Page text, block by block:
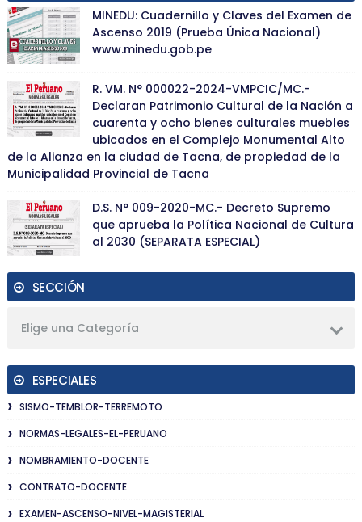
MINEDU: Cuadernillo y Claves del Examen de
Ascenso 2019 (Prueba Única Nacional)
www.minedu.gob.pe
R. VM. N° 000022-2024-VMPCIC/MC.-
Declaran Patrimonio Cultural de la Nación a
cuarenta y ocho bienes culturales muebles
ubicados en el Complejo Monumental Alto
de la Alianza en la ciudad de Tacna, de propiedad de la
Municipalidad Provincial de Tacna
D.S. N° 009-2020-MC.- Decreto Supremo
que aprueba la Política Nacional de Cultura
al 2030 (SEPARATA ESPECIAL)
SECCIÓN
Elige una Categoría
ESPECIALES
SISMO-TEMBLOR-TERREMOTO
NORMAS-LEGALES-EL-PERUANO
NOMBRAMIENTO-DOCENTE
CONTRATO-DOCENTE
EXAMEN-ASCENSO-NIVEL-MAGISTERIAL